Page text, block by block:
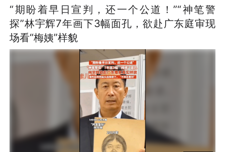
“期盼着早日宣判，还一个公道！”“神笔警
探”林宇辉7年画下3幅面孔，欲赴广东庭审现
场看“梅姨”样貌